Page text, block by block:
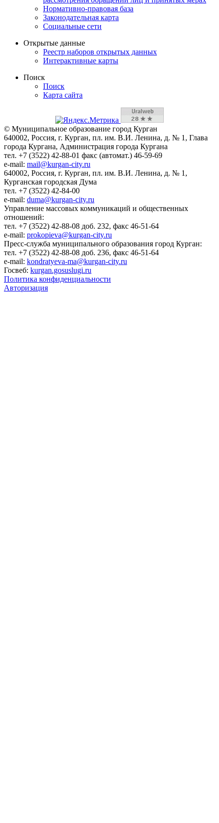
Нормативно-правовая база
Законодательная карта
Социальные сети
Открытые данные
Реестр наборов открытых данных
Интерактивные карты
Поиск
Поиск
Карта сайта
© Муниципальное образование город Курган
640002, Россия, г. Курган, пл. им. В.И. Ленина, д. № 1, Глава
города Кургана, Администрация города Кургана
тел. +7 (3522) 42-88-01 факс (автомат.) 46-59-69
e-mail: mail@kurgan-city.ru
640002, Россия, г. Курган, пл. им. В.И. Ленина, д. № 1,
Курганская городская Дума
тел. +7 (3522) 42-84-00
e-mail: duma@kurgan-city.ru
Управление массовых коммуникаций и общественных
отношений:
тел. +7 (3522) 42-88-08 доб. 232, факс 46-51-64
e-mail: prokopieva@kurgan-city.ru
Пресс-служба муниципального образования город Курган:
тел. +7 (3522) 42-88-08 доб. 236, факс 46-51-64
e-mail: kondratyeva-ma@kurgan-city.ru
Госвеб: kurgan.gosuslugi.ru
Политика конфиденциальности
Авторизация